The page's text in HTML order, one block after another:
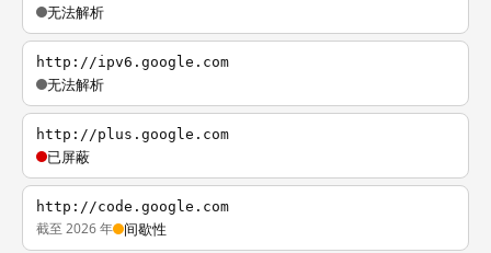
无法解析
http://ipv6.google.com
无法解析
http://plus.google.com
已屏蔽
http://code.google.com
截至 2026 年 间歇性